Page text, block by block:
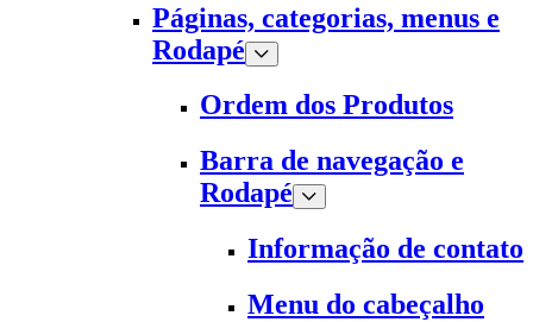
Páginas, categorias, menus e
Rodapé
Ordem dos Produtos
Barra de navegação e
Rodapé
Informação de contato
Menu do cabeçalho